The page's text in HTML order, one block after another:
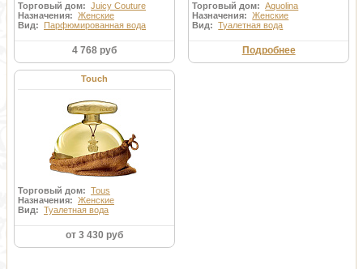
Торговый дом: Juicy Couture
Назначения: Женские
Вид:
Парфюмированная вода
4 768 руб
Торговый дом:Aquolina
Назначения:Женские
Вид:Туалетная вода
Подробнее
Touch
Торговый дом: Tous
Назначения: Женские
Вид: Туалетная вода
от 3 430 руб